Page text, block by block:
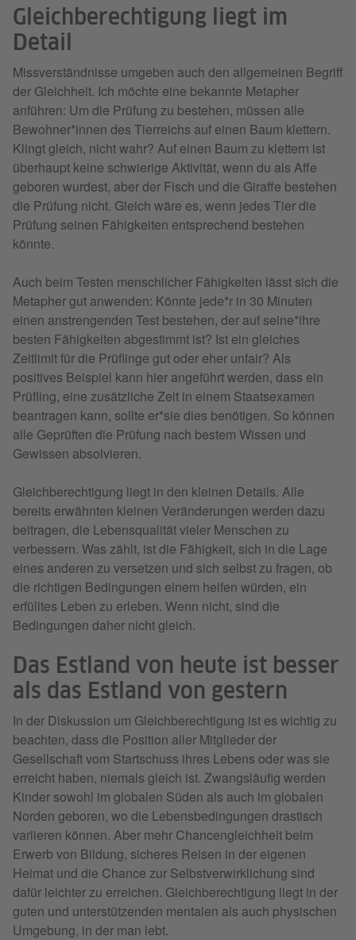
Gleichberechtigung liegt im
Detail
Missverständnisse umgeben auch den allgemeinen Begriff
der Gleichheit. Ich möchte eine bekannte Metapher
anführen: Um die Prüfung zu bestehen, müssen alle
Bewohner*innen des Tierreichs auf einen Baum klettern.
Klingt gleich, nicht wahr? Auf einen Baum zu klettern ist
überhaupt keine schwierige Aktivität, wenn du als Affe
geboren wurdest, aber der Fisch und die Giraffe bestehen
die Prüfung nicht. Gleich wäre es, wenn jedes Tier die
Prüfung seinen Fähigkeiten entsprechend bestehen
könnte.
Auch beim Testen menschlicher Fähigkeiten lässt sich die
Metapher gut anwenden: Könnte jede*r in 30 Minuten
einen anstrengenden Test bestehen, der auf seine*ihre
besten Fähigkeiten abgestimmt ist? Ist ein gleiches
Zeitlimit für die Prüflinge gut oder eher unfair? Als
positives Beispiel kann hier angeführt werden, dass ein
Prüfling, eine zusätzliche Zeit in einem Staatsexamen
beantragen kann, sollte er*sie dies benötigen. So können
alle Geprüften die Prüfung nach bestem Wissen und
Gewissen absolvieren.
Gleichberechtigung liegt in den kleinen Details. Alle
bereits erwähnten kleinen Veränderungen werden dazu
beitragen, die Lebensqualität vieler Menschen zu
verbessern. Was zählt, ist die Fähigkeit, sich in die Lage
eines anderen zu versetzen und sich selbst zu fragen, ob
die richtigen Bedingungen einem helfen würden, ein
erfülltes Leben zu erleben. Wenn nicht, sind die
Bedingungen daher nicht gleich.
Das Estland von heute ist besser
als das Estland von gestern
In der Diskussion um Gleichberechtigung ist es wichtig zu
beachten, dass die Position aller Mitglieder der
Gesellschaft vom Startschuss ihres Lebens oder was sie
erreicht haben, niemals gleich ist. Zwangsläufig werden
Kinder sowohl im globalen Süden als auch im globalen
Norden geboren, wo die Lebensbedingungen drastisch
variieren können. Aber mehr Chancengleichheit beim
Erwerb von Bildung, sicheres Reisen in der eigenen
Heimat und die Chance zur Selbstverwirklichung sind
dafür leichter zu erreichen. Gleichberechtigung liegt in der
guten und unterstützenden mentalen als auch physischen
Umgebung, in der man lebt.